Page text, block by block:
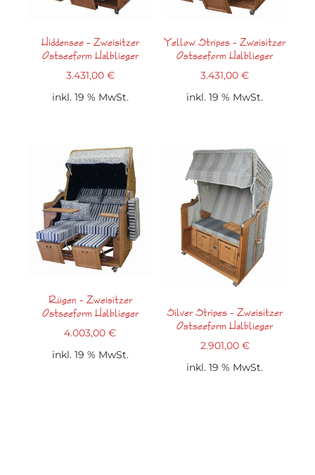
Hiddensee – Zweisitzer
Ostseeform Halblieger
3.431,00 €
inkl. 19 % MwSt.
Yellow Stripes – Zweisitzer
Ostseeform Halblieger
3.431,00€
inkl. 19 % MwSt.
Rügen – Zweisitzer
Ostseeform Halblieger
4.003,00€
inkl. 19 % MwSt.
Silver Stripes – Zweisitzer
Ostseeform Halblieger
2.901,00 €
inkl. 19 % MwSt.